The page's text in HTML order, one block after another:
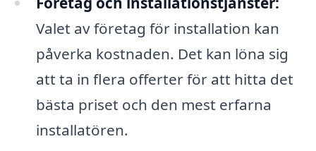
Valet av företag för installation kan
påverka kostnaden. Det kan löna sig
att ta in flera offerter för att hitta det
bästa priset och den mest erfarna
installatören.